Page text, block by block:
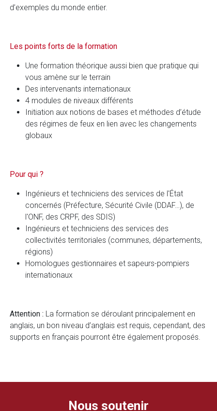
d’exemples du monde entier.
Les points forts de la formation
Une formation théorique aussi bien que pratique qui
vous amène sur le terrain
Des intervenants internationaux
4 modules de niveaux différents
Initiation aux notions de bases et méthodes d’étude
des régimes de feux en lien avec les changements
globaux
Pour qui ?
Ingénieurs et techniciens des services de l'État
concernés (Préfecture, Sécurité Civile (DDAF…), de
l'ONF, des CRPF, des SDIS)
Ingénieurs et techniciens des services des
collectivités territoriales (communes, départements,
régions)
Homologues gestionnaires et sapeurs-pompiers
internationaux
Attention : La formation se déroulant principalement en
anglais, un bon niveau d’anglais est requis, cependant, des
supports en français pourront être également proposés.
Nous soutenir